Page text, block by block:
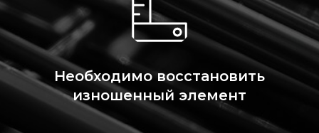
Необходимо восстановить
изношенный элемент